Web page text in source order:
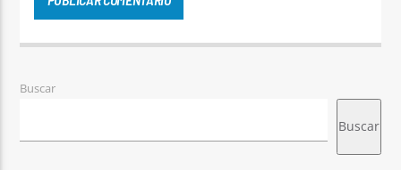
Buscar
Buscar